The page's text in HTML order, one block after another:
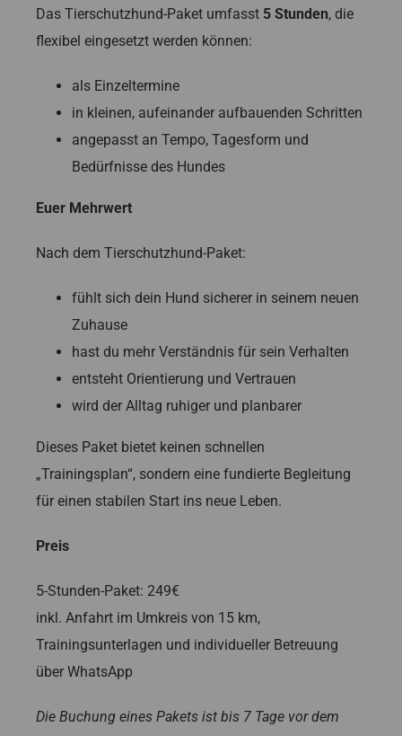
Das Tierschutzhund-Paket umfasst5 Stunden, die
flexibel eingesetzt werden können:
als Einzeltermine
in kleinen, aufeinander aufbauenden Schritten
angepasst an Tempo, Tagesform und
Bedürfnisse des Hundes
Euer Mehrwert
Nach dem Tierschutzhund-Paket:
fühlt sich dein Hund sicherer in seinem neuen
Zuhause
hast du mehr Verständnis für sein Verhalten
entsteht Orientierung und Vertrauen
wird der Alltag ruhiger und planbarer
Dieses Paket bietet keinen schnellen
„Trainingsplan“, sondern eine fundierte Begleitung
für einen stabilen Start ins neue Leben.
Preis
5-Stunden-Paket: 249€
inkl. Anfahrt im Umkreis von 15 km,
Trainingsunterlagen und individueller Betreuung
über WhatsApp
Die Buchung eines Pakets ist bis 7 Tage vor dem